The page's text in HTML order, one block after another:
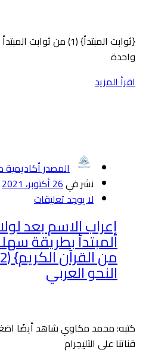
{ثوابت المبتدأ} (1) من
واحدة
اقرأ المزيد
المصدر
نشر في26 أكتوبر، 2021
لا يوجد تعليقات
إعراب الاسم بعد
المبتدأ بطريقة
النحو العربي
كتبه: محمد مكاوي شاهد أيضًا
قناتنا على التليجرام